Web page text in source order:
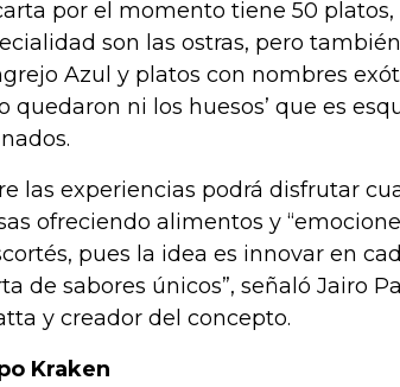
por el momento tiene 50 platos,
son las ostras, pero
Azul y platos con nombres
quedaron ni los huesos’ que es
las experiencias podrá disfrutar
ofreciendo alimentos y
pues la idea es innovar en
de sabores únicos”, señaló Jairo
y creador del concepto.
Kraken